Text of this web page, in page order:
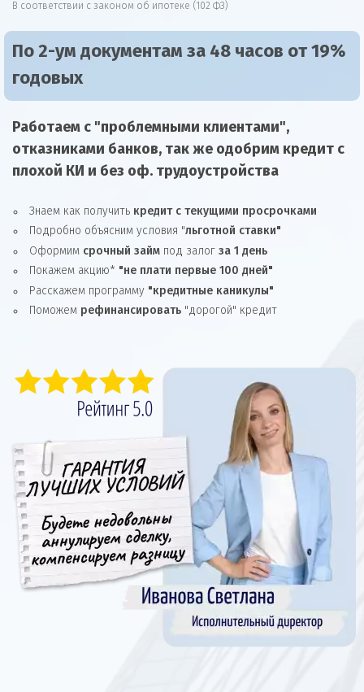
В соответствии с законом об ипотеке (102 ФЗ)
По 2-ум документам за 48 часов от 19%
годовых
Работаем с "проблемными клиентами",
отказниками банков, так же одобрим кредит с
плохой КИ и без оф. трудоустройства
Знаем как получить кредит с текущими просрочками
Подробно объясним условия "льготной ставки"
Оформим срочный займ под залог за 1 день
Покажем акцию* "не плати первые 100 дней"
Расскажем программу "кредитные каникулы"
Поможем рефинансировать "дорогой" кредит